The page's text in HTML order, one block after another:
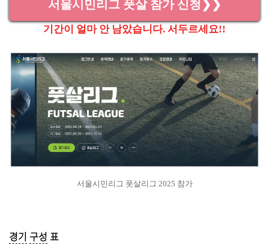
서울시민리그 풋살 참가 신청❯❯
기간이 얼마 안 남았습니다. 서두르세요!!
서울시민리그 풋살리그 2025 참가
경기 구성 표